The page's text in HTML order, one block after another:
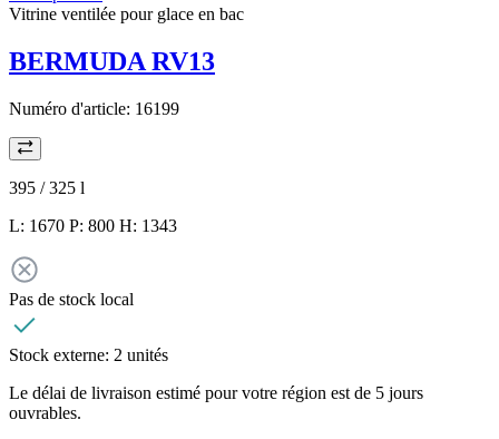
Vitrine ventilée pour glace en bac
BERMUDA RV13
Numéro d'article: 16199
395 / 325 l
L: 1670 P: 800 H: 1343
Pas de stock local
Stock externe: 2 unités
Le délai de livraison estimé pour votre région est de 5 jours
ouvrables.